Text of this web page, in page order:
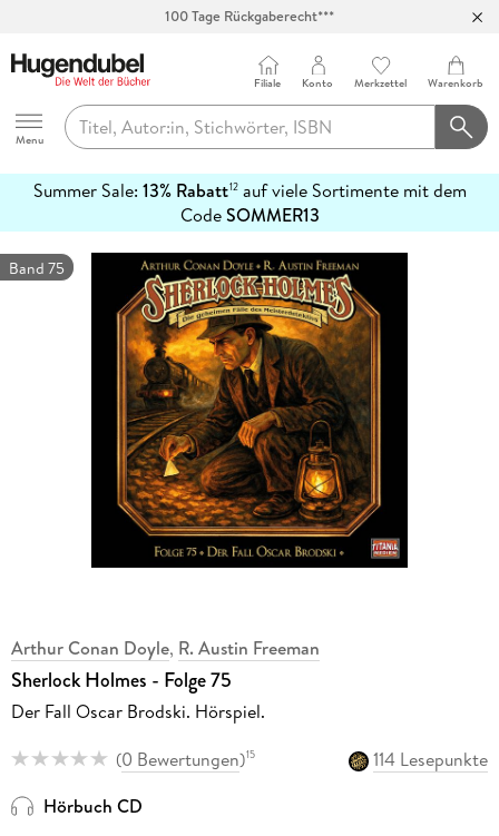
100 Tage Rückgaberecht***
Hugendubel
Menu
Filiale Konto Merkzettel Warenkorb
Summer Sale: 13% Rabatt12auf viele Sortimente mit dem
CodeSOMMER13
erfahren
Band 75
Arthur Conan Doyle, R. Austin Freeman
Sherlock Holmes - Folge 75
Der Fall Oscar Brodski. Hörspiel.
(0 Bewertungen)15
114 Lesepunkte
Hörbuch CD